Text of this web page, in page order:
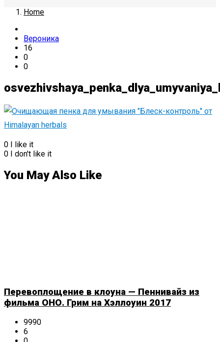
Home
Вероника
16
0
0
0 I like it
0 I don't like it
You May Also Like
Перевоплощение в клоуна — Пеннивайз из
фильма ОНО. Грим на Хэллоуин 2017
9990
6